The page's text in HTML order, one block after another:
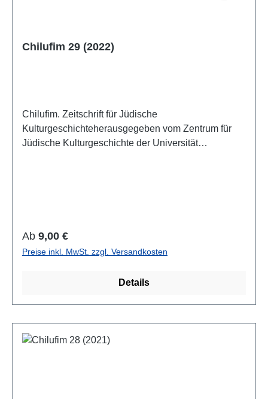
Chilufim 29 (2022)
Chilufim. Zeitschrift für Jüdische
Kulturgeschichteherausgegeben vom Zentrum für
Jüdische Kulturgeschichte der Universität
Regulärer Preis:
Ab 9,00 €
Preise inkl. MwSt. zzgl. Versandkosten
Details